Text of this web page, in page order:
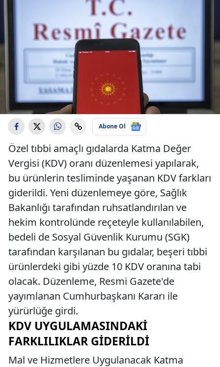
Abone Ol
Özel tıbbi amaçlı gıdalarda Katma Değer
Vergisi (KDV) oranı düzenlemesi yapılarak,
bu ürünlerin tesliminde yaşanan KDV farkları
giderildi. Yeni düzenlemeye göre, Sağlık
Bakanlığı tarafından ruhsatlandırılan ve
hekim kontrolünde reçeteyle kullanılabilen,
bedeli de Sosyal Güvenlik Kurumu (SGK)
tarafından karşılanan bu gıdalar, beşeri tıbbi
ürünlerdeki gibi yüzde 10 KDV oranına tabi
olacak. Düzenleme, Resmi Gazete'de
yayımlanan Cumhurbaşkanı Kararı ile
yürürlüğe girdi.
KDV UYGULAMASINDAKI
FARKLILIKLAR GIDERILDI
Mal ve Hizmetlere Uygulanacak Katma